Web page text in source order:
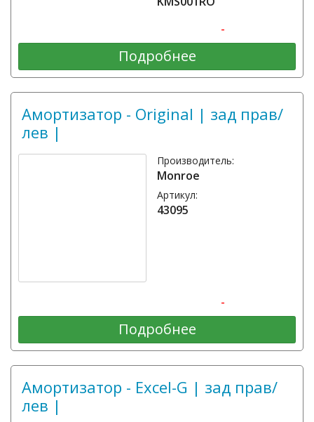
-
Подробнее
Амортизатор - Original | зад прав/
лев |
Производитель:
Monroe
Артикул:
43095
-
Подробнее
Амортизатор - Excel-G | зад прав/
лев |